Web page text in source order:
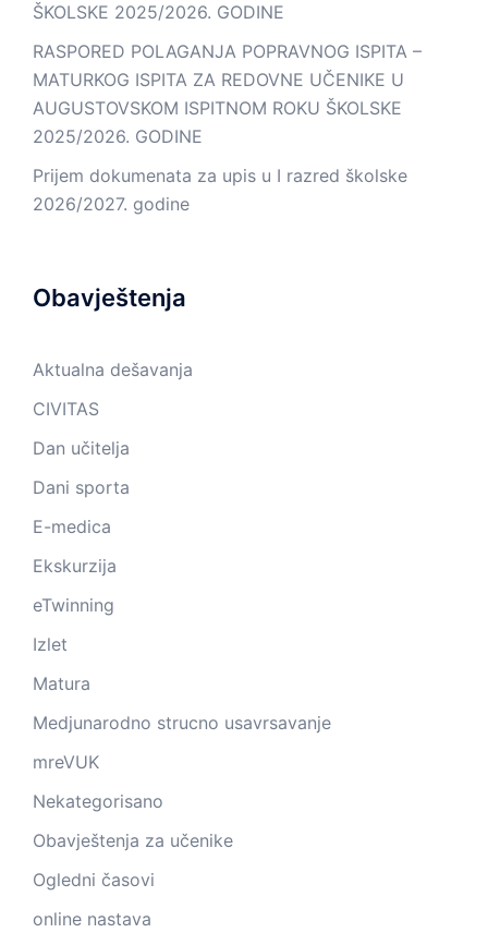
ŠKOLSKE 2025/2026. GODINE
RASPORED POLAGANJA POPRAVNOG ISPITA –
MATURKOG ISPITA ZA REDOVNE UČENIKE U
AUGUSTOVSKOM ISPITNOM ROKU ŠKOLSKE
2025/2026. GODINE
Prijem dokumenata za upis u I razred školske
2026/2027. godine
Obavještenja
Aktualna dešavanja
CIVITAS
Dan učitelja
Dani sporta
E-medica
Ekskurzija
eTwinning
Izlet
Matura
Medjunarodno strucno usavrsavanje
mreVUK
Nekategorisano
Obavještenja za učenike
Ogledni časovi
online nastava